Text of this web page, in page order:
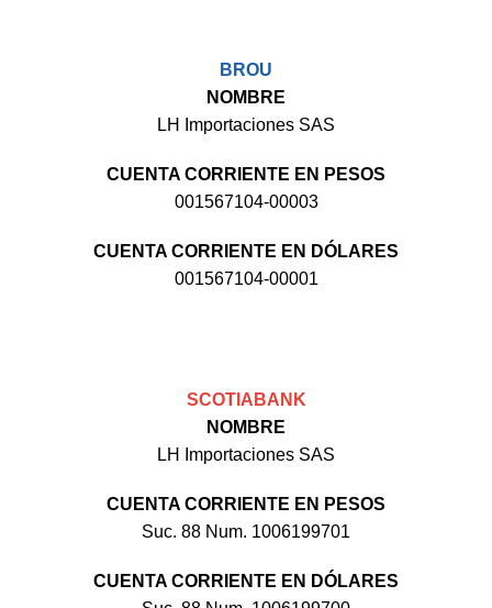
BROU
NOMBRE
LH Importaciones SAS
CUENTA CORRIENTE EN PESOS
001567104-00003
CUENTA CORRIENTE EN DÓLARES
001567104-00001
SCOTIABANK
NOMBRE
LH Importaciones SAS
CUENTA CORRIENTE EN PESOS
Suc. 88 Num. 1006199701
CUENTA CORRIENTE EN DÓLARES